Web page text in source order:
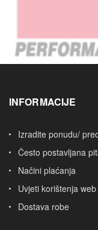
INFORMACIJE
Izradite ponudu/
Često postavljana
Načini plaćanja
Uvjeti korištenja
Dostava robe